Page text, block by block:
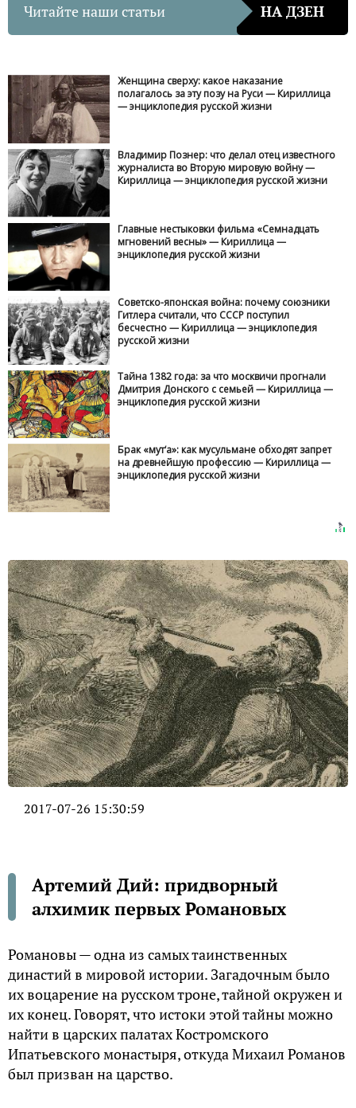
Читайте наши статьи НА ДЗЕН
Женщина сверху: какое наказание
полагалось за эту позу на Руси — Кириллица
— энциклопедия русской жизни
Владимир Познер: что делал отец известного
журналиста во Вторую мировую войну —
Кириллица — энциклопедия русской жизни
Главные нестыковки фильма «Семнадцать
мгновений весны» — Кириллица —
энциклопедия русской жизни
Советско-японская война: почему союзники
Гитлера считали, что СССР поступил
бесчестно — Кириллица — энциклопедия
русской жизни
Тайна 1382 года: за что москвичи прогнали
Дмитрия Донского с семьей — Кириллица —
энциклопедия русской жизни
Брак «мут‘а»: как мусульмане обходят запрет
на древнейшую профессию — Кириллица —
энциклопедия русской жизни
2017-07-26 15:30:59
Артемий Дий: придворный
алхимик первых Романовых
Романовы — одна из самых таинственных
династий в мировой истории. Загадочным было
их воцарение на русском троне, тайной окружен и
их конец. Говорят, что истоки этой тайны можно
найти в царских палатах Костромского
Ипатьевского монастыря, откуда Михаил Романов
был призван на царство.